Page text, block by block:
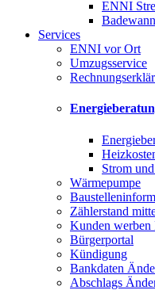
ENNI
Services
ENNI vor Ort
Umzugsservice
Strom
Wärmepumpe
Zählerstand
Kunden werben
Bürgerportal
Kündigung
Bankdaten
Abschlags